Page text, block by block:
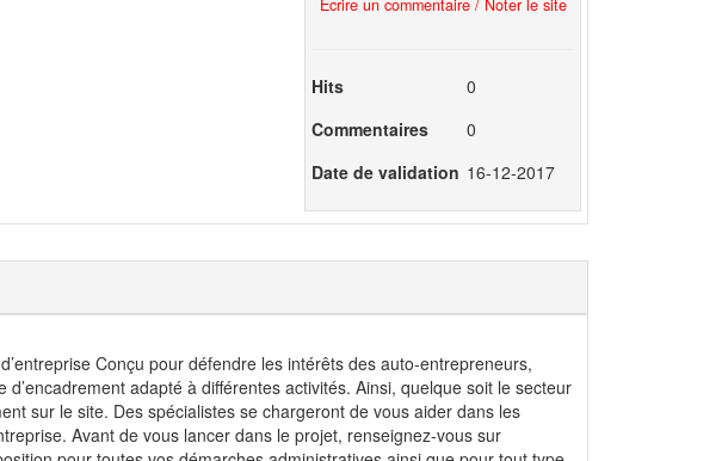
Hits
0
Commentaires
0
Date de validation 16-12-2017
Conçu pour défendre les intérêts des auto-entrepreneurs,
adapté à différentes activités. Ainsi, quelque soit le secteur
sur le site. Des spécialistes se chargeront de vous aider dans les
Avant de vous lancer dans le projet, renseignez-vous sur